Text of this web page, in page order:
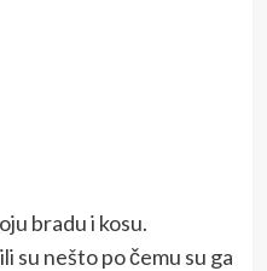
bradu i kosu.
su nešto po čemu su ga